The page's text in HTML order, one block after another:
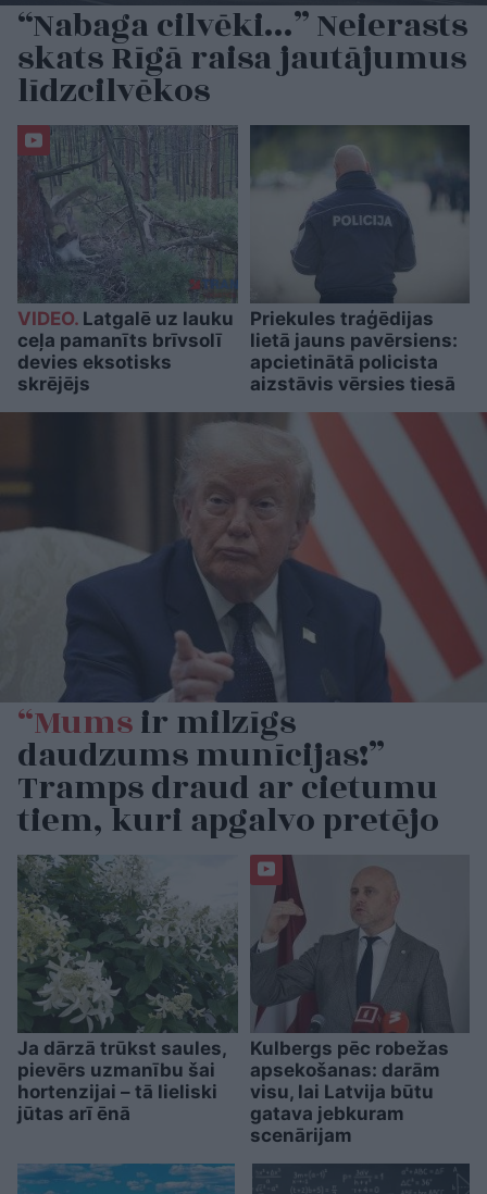
“Nabaga cilvēki…” Neierasts
skats Rīgā raisa jautājumus
līdzcilvēkos
VIDEO. Latgalē uz lauku
ceļa pamanīts brīvsolī
devies eksotisks
skrējējs
Priekules traģēdijas
lietā jauns pavērsiens:
apcietinātā policista
aizstāvis vērsies tiesā
“Mumsir milzīgs
daudzums munīcijas!”
Tramps draud ar cietumu
tiem, kuri apgalvo pretējo
Ja dārzā trūkst saules,
pievērs uzmanību šai
hortenzijai – tā lieliski
jūtas arī ēnā
Kulbergs pēc robežas
apsekošanas: darām
visu, lai Latvija būtu
gatava jebkuram
scenārijam